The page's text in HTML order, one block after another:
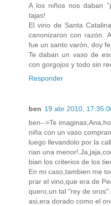
A los niños nos daban
tajas!
El vino de Santa
canonizaron con razón.
fue un santo varón, doy fe.
Te daban un vaso de
con gorgojos y todo sin
Responder
ben 19 abr 2010,
ben-->Te
niña con un vaso
luego llevandolo por la
rian una
bian los criterios de los
En mi caso,tambien me
prar el vino,que era de
quero,un tal "rey de
asi,era dorado como el